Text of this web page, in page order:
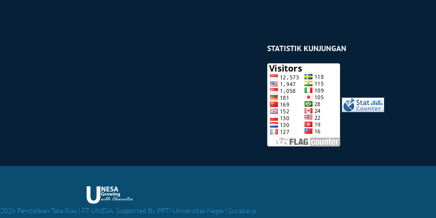
STATISTIK KUNJUNGAN
Pendidikan Tata Rias | FT UNESA. Supported By PPTI Universitas Negeri Surabaya